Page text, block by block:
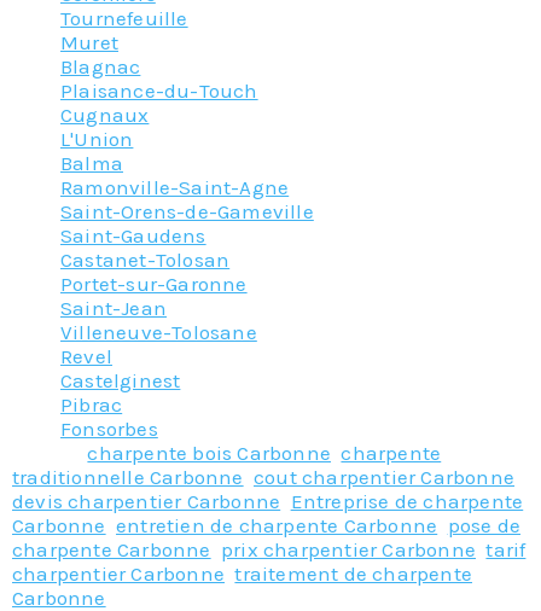
Tournefeuille
Muret
Blagnac
Plaisance-du-Touch
Cugnaux
L'Union
Balma
Ramonville-Saint-Agne
Saint-Orens-de-Gameville
Saint-Gaudens
Castanet-Tolosan
Portet-sur-Garonne
Saint-Jean
Villeneuve-Tolosane
Revel
Castelginest
Pibrac
Fonsorbes
Taggedcharpente bois Carbonne ,charpente
traditionnelle Carbonne ,cout charpentier Carbonne
devis charpentier Carbonne Entreprise de charpente
Carbonne ,entretien de charpente Carbonne pose de
charpente Carbonne prix charpentier Carbonne ,tarif
charpentier Carbonne ,traitement de charpente
Carbonne